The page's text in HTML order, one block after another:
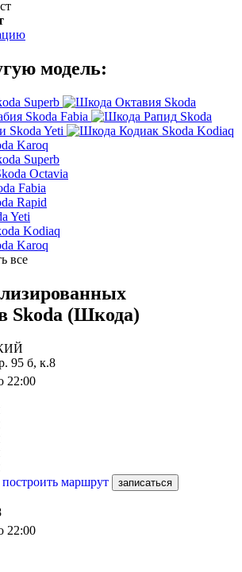
модель:
Superb
Skoda
Skoda Fabia
Skoda
Skoda Yeti
Skoda Kodiaq
Karoq
Superb
Octavia
Fabia
Rapid
Yeti
Kodiaq
Karoq
все
Skoda (Шкода)
95 б, к.8
22:00
построить маршрут записаться
22:00